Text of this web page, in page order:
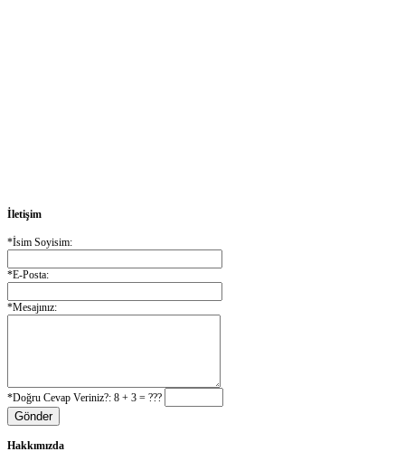
İletişim
*İsim Soyisim:
*E-Posta:
*Mesajınız:
*Doğru Cevap Veriniz?: 8 + 3 = ???
Hakkımızda